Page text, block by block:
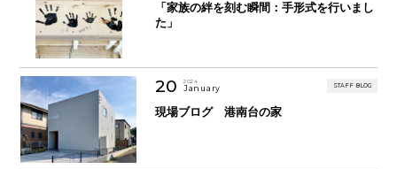
「家族の絆を刻む瞬間：手形式を行いまし
た」
20 2024
January STAFF BLOG
現場ブログ 港南台の家